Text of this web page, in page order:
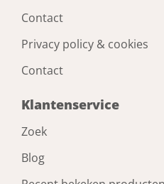
Contact
Privacy policy & cookies
Contact
Klantenservice
Zoek
Blog